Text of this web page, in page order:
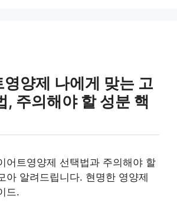
영양제 나에게 맞는 고
, 주의해야 할 성분 핵
어트영양제 선택법과 주의해야 할
아 알려드립니다. 현명한 영양제
드.